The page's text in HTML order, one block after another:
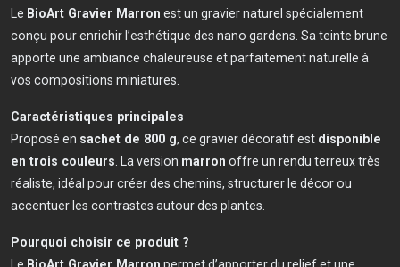
Le BioArt Gravier Marron est un gravier naturel spécialement
conçu pour enrichir l’esthétique des nano gardens. Sa teinte brune
apporte une ambiance chaleureuse et parfaitement naturelle à
vos compositions miniatures.
Caractéristiques principales
Proposé en sachet de 800 g, ce gravier décoratif est disponible
en trois couleurs. La version marron offre un rendu terreux très
réaliste, idéal pour créer des chemins, structurer le décor ou
accentuer les contrastes autour des plantes.
Pourquoi choisir ce produit ?